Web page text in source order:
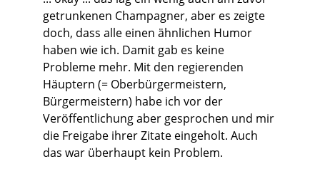
getrunkenen Champagner, aber es zeigte
doch, dass alle einen ähnlichen Humor
haben wie ich. Damit gab es keine
Probleme mehr. Mit den regierenden
Häuptern (= Oberbürgermeistern,
Bürgermeistern) habe ich vor der
Veröffentlichung aber gesprochen und mir
die Freigabe ihrer Zitate eingeholt. Auch
das war überhaupt kein Problem.